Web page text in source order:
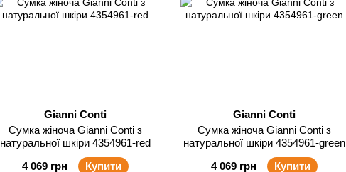
Gianni Conti
Сумка жіноча Gianni Conti з
натуральної шкіри 4354961-red
4 069 грн
Купити
Gianni Conti
Сумка жіноча Gianni Conti з
натуральної шкіри 4354961-green
4 069 грн
Купити